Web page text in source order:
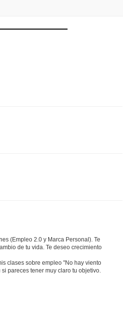
(Empleo 2.0 y Marca Personal). Te
de tu vida. Te deseo crecimiento
clases sobre empleo "No hay viento
pareces tener muy claro tu objetivo.